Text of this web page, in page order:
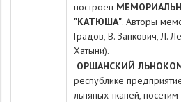
построен
"КАТЮША". Авторы
Гра­дов, В. Занкович, Л.
Хатыни).
ОРШАНСКИЙ
республике
льняных тканей,